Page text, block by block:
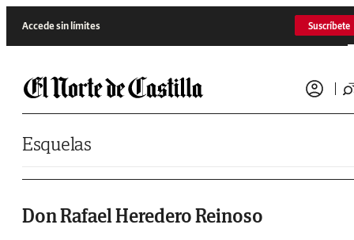
Accede sin límites Suscríbete
Esquelas
Don Rafael Heredero Reinoso